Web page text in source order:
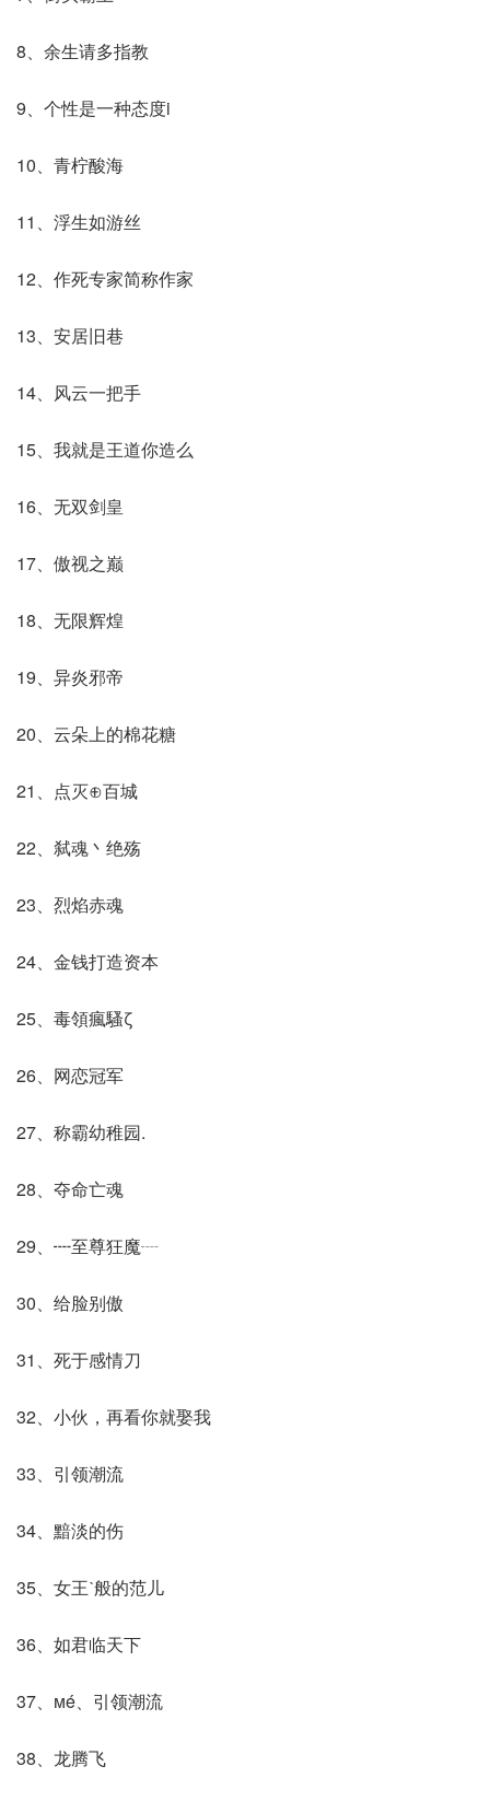
8、余生请多指教
9、个性是一种态度i
10、青柠酸海
11、浮生如游丝
12、作死专家简称作家
13、安居旧巷
14、风云一把手
15、我就是王道你造么
16、无双剑皇
17、傲视之巅
18、无限辉煌
19、异炎邪帝
20、云朵上的棉花糖
21、点灭⊕百城
22、弑魂丶绝殇
23、烈焰赤魂
24、金钱打造资本
25、毒領瘋騷ζ
26、网恋冠军
27、称霸幼稚园.
28、夺命亡魂
29、┉至尊狂魔┈
30、给脸别傲
31、死于感情刀
32、小伙，再看你就娶我
33、引领潮流
34、黯淡的伤
35、女王ˋ般的范儿
36、如君临天下
37、мé、引领潮流
38、龙腾飞